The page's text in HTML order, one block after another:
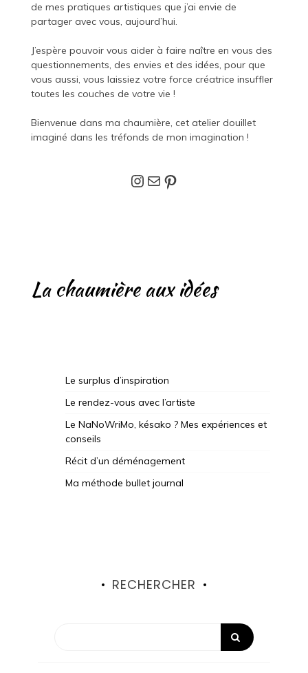
de mes pratiques artistiques que j’ai envie de
partager avec vous, aujourd’hui.
J’espère pouvoir vous aider à faire naître en vous des
questionnements, des envies et des idées, pour que
vous aussi, vous laissiez votre force créatrice insuffler
toutes les couches de votre vie !
Bienvenue dans ma chaumière, cet atelier douillet
imaginé dans les tréfonds de mon imagination !
Instagram
E-mailPinterest
La chaumière aux idées
Le surplus d’inspiration
Le rendez-vous avec l’artiste
Le NaNoWriMo, késako ? Mes expériences et
conseils
Récit d’un déménagement
Ma méthode bullet journal
RECHERCHER